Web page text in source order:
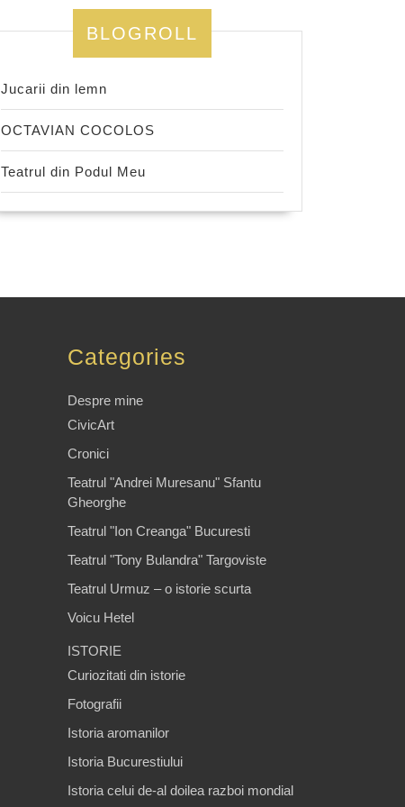
BLOGROLL
Jucarii din lemn
OCTAVIAN COCOLOS
Teatrul din Podul Meu
Categories
Despre mine
CivicArt
Cronici
Teatrul "Andrei Muresanu" Sfantu
Gheorghe
Teatrul "Ion Creanga" Bucuresti
Teatrul "Tony Bulandra" Targoviste
Teatrul Urmuz – o istorie scurta
Voicu Hetel
ISTORIE
Curiozitati din istorie
Fotografii
Istoria aromanilor
Istoria Bucurestiului
Istoria celui de-al doilea razboi mondial